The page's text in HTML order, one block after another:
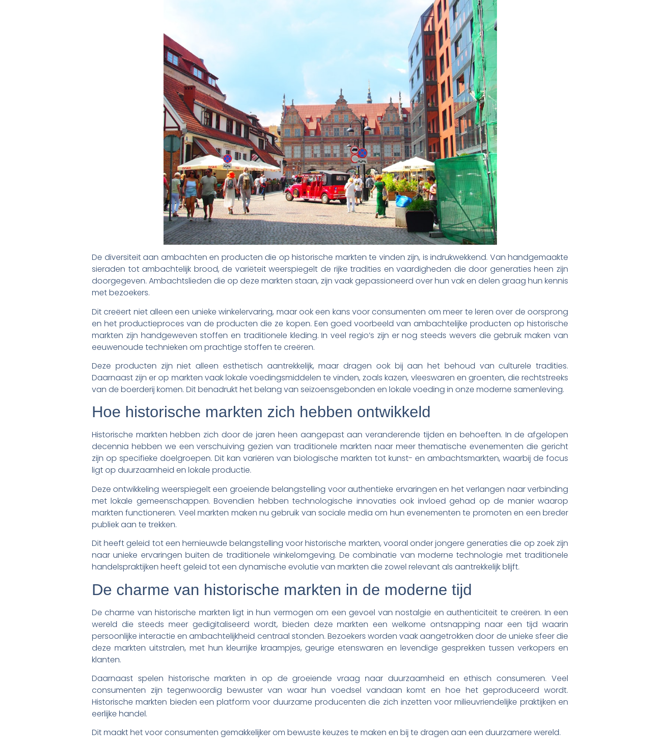
De diversiteit aan ambachten en producten die op historische markten te vinden zijn, is indrukwekkend. Van handgemaakte
sieraden tot ambachtelijk brood, de variëteit weerspiegelt de rijke tradities en vaardigheden die door generaties heen zijn
doorgegeven. Ambachtslieden die op deze markten staan, zijn vaak gepassioneerd over hun vak en delen graag hun kennis
met bezoekers.
Dit creëert niet alleen een unieke winkelervaring, maar ook een kans voor consumenten om meer te leren over de oorsprong
en het productieproces van de producten die ze kopen. Een goed voorbeeld van ambachtelijke producten op historische
markten zijn handgeweven stoffen en traditionele kleding. In veel regio’s zijn er nog steeds wevers die gebruik maken van
eeuwenoude technieken om prachtige stoffen te creëren.
Deze producten zijn niet alleen esthetisch aantrekkelijk, maar dragen ook bij aan het behoud van culturele tradities.
Daarnaast zijn er op markten vaak lokale voedingsmiddelen te vinden, zoals kazen, vleeswaren en groenten, die rechtstreeks
van de boerderij komen. Dit benadrukt het belang van seizoensgebonden en lokale voeding in onze moderne samenleving.
Hoe historische markten zich hebben ontwikkeld
Historische markten hebben zich door de jaren heen aangepast aan veranderende tijden en behoeften. In de afgelopen
decennia hebben we een verschuiving gezien van traditionele markten naar meer thematische evenementen die gericht
zijn op specifieke doelgroepen. Dit kan variëren van biologische markten tot kunst- en ambachtsmarkten, waarbij de focus
ligt op duurzaamheid en lokale productie.
Deze ontwikkeling weerspiegelt een groeiende belangstelling voor authentieke ervaringen en het verlangen naar verbinding
met lokale gemeenschappen. Bovendien hebben technologische innovaties ook invloed gehad op de manier waarop
markten functioneren. Veel markten maken nu gebruik van sociale media om hun evenementen te promoten en een breder
publiek aan te trekken.
Dit heeft geleid tot een hernieuwde belangstelling voor historische markten, vooral onder jongere generaties die op zoek zijn
naar unieke ervaringen buiten de traditionele winkelomgeving. De combinatie van moderne technologie met traditionele
handelspraktijken heeft geleid tot een dynamische evolutie van markten die zowel relevant als aantrekkelijk blijft.
De charme van historische markten in de moderne tijd
De charme van historische markten ligt in hun vermogen om een gevoel van nostalgie en authenticiteit te creëren. In een
wereld die steeds meer gedigitaliseerd wordt, bieden deze markten een welkome ontsnapping naar een tijd waarin
persoonlijke interactie en ambachtelijkheid centraal stonden. Bezoekers worden vaak aangetrokken door de unieke sfeer die
deze markten uitstralen, met hun kleurrijke kraampjes, geurige etenswaren en levendige gesprekken tussen verkopers en
klanten.
Daarnaast spelen historische markten in op de groeiende vraag naar duurzaamheid en ethisch consumeren. Veel
consumenten zijn tegenwoordig bewuster van waar hun voedsel vandaan komt en hoe het geproduceerd wordt.
Historische markten bieden een platform voor duurzame producenten die zich inzetten voor milieuvriendelijke praktijken en
eerlijke handel.
Dit maakt het voor consumenten gemakkelijker om bewuste keuzes te maken en bij te dragen aan een duurzamere wereld.